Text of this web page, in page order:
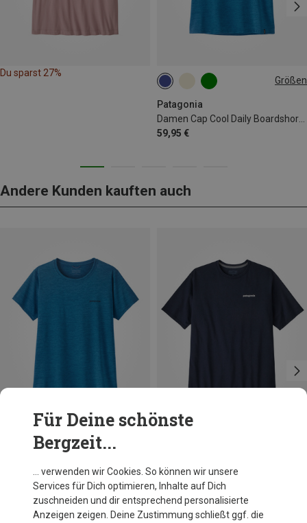
Du sparst 27%
Größen
Patagonia
59,95 €
XS M
Andere Kunden kauften auch
Patagonia
Damen Cap Cool Daily Boardshort Logo T-Shirt
S M L XL
Patagonia
49,95 €
Für Deine schönste
Bergzeit...
… verwenden wir Cookies. So können wir unsere
Services für Dich optimieren, Inhalte auf Dich
zuschneiden und dir entsprechend personalisierte
Anzeigen zeigen. Deine Zustimmung schließt ggf. die